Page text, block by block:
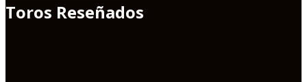
Toros Reseñados